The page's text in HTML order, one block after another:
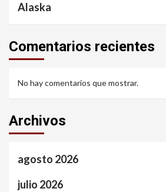
Alaska
Comentarios recientes
No hay comentarios que mostrar.
Archivos
agosto 2026
julio 2026